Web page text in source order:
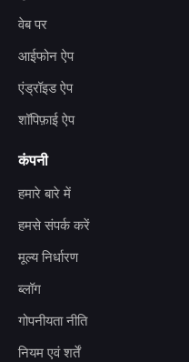
वेब पर
आईफोन ऐप
एंड्रॉइड ऐप
शॉपिफ़ाई ऐप
कंपनी
हमारे बारे में
हमसे संपर्क करें
मूल्य निर्धारण
ब्लॉग
गोपनीयता नीति
नियम एवं शर्तें